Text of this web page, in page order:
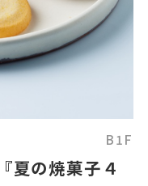
B1F
夏の焼菓子４